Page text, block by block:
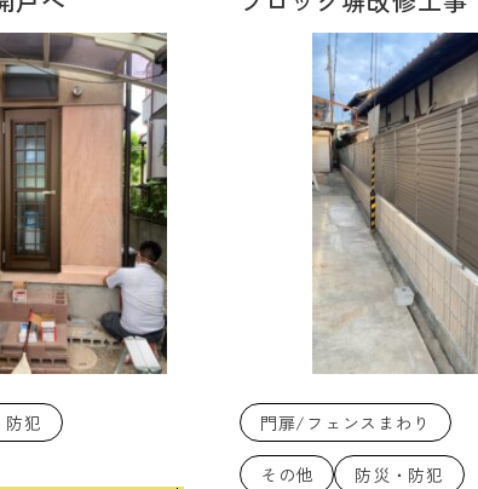
防犯 門扉/フェンスまわり
その他 防災・防犯